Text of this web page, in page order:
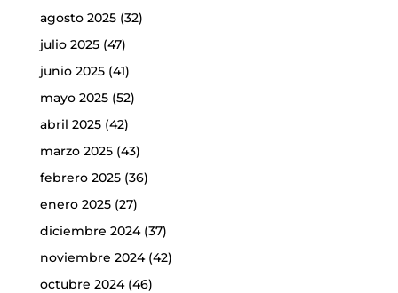
agosto 2025(32)
julio 2025(47)
junio 2025(41)
mayo 2025(52)
abril 2025(42)
marzo 2025(43)
febrero 2025(36)
enero 2025(27)
diciembre 2024(37)
noviembre 2024(42)
octubre 2024(46)